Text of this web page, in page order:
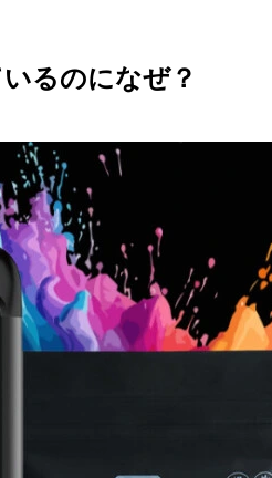
るのになぜ？